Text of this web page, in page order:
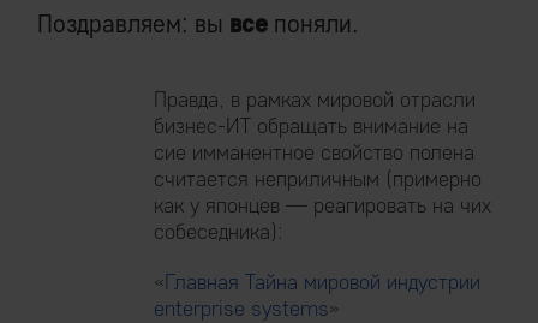
Поздравляем: вы все поняли.
Правда, в рамках мировой отрасли
бизнес-ИТ обращать внимание на
сие имманентное свойство полена
считается неприличным (примерно
как у японцев — реагировать на чих
собеседника):
«Главная Тайна мировой индустрии
enterprise systems»